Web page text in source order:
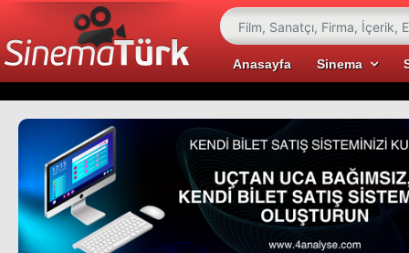
Anasayfa Sinema